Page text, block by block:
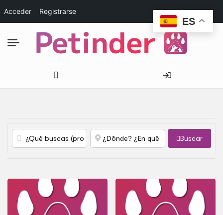
Acceder Registrarse
Buscar
ES